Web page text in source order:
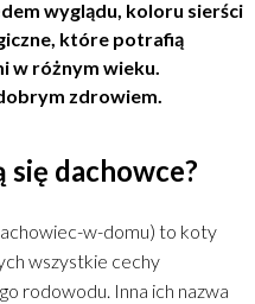
wyglądu, koloru sierści
które potrafią
w różnym wieku.
zdrowiem.
dachowce?
w-domu) to koty
wszystkie cechy
rodowodu. Inna ich nazwa